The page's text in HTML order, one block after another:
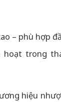
– phù hợp
hoạt trong
hiệu